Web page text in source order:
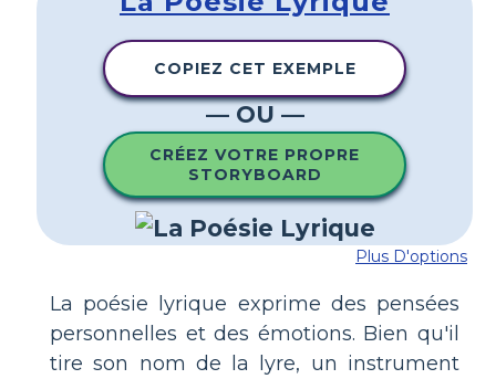
COPIEZ CET EXEMPLE
— OU —
CRÉEZ VOTRE PROPRE
STORYBOARD
Plus D'options
La poésie lyrique exprime des pensées
personnelles et des émotions. Bien qu'il
tire son nom de la lyre, un instrument